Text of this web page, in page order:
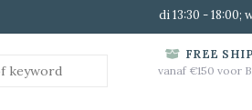
di 13:30 - 18:00;
FREE
vanaf €150 voor